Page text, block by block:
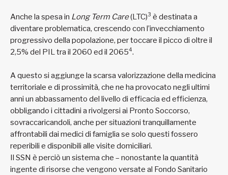
Anche la spesa in Long Term Care(LTC)3 è destinata a
diventare problematica, crescendo con l’invecchiamento
progressivo della popolazione, per toccare il picco di oltre il
2,5% del PIL tra il 2060 ed il 20654.
A questo si aggiunge la scarsa valorizzazione della medicina
territoriale e di prossimità, che ne ha provocato negli ultimi
anni un abbassamento del livello di efficacia ed efficienza,
obbligando i cittadini a rivolgersi ai Pronto Soccorso,
sovraccaricandoli, anche per situazioni tranquillamente
affrontabili dai medici di famiglia se solo questi fossero
reperibili e disponibili alle visite domiciliari.
Il SSN è perciò un sistema che – nonostante la quantità
ingente di risorse che vengono versate al Fondo Sanitario